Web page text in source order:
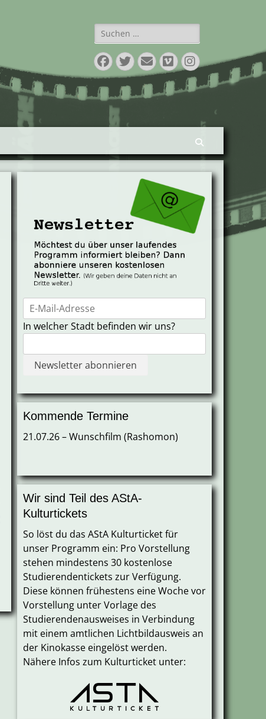
Suchen
nach:
Facebook
Twitter
E-
Mail
VimeoInstagram
In welcher Stadt befinden wir uns?
Kommende Termine
21.07.26 – Wunschfilm (Rashomon)
Wir sind Teil des AStA-
Kulturtickets
So löst du das AStA Kulturticket für
unser Programm ein: Pro Vorstellung
stehen mindestens 30 kostenlose
Studierendentickets zur Verfügung.
Diese können frühestens eine Woche vor
Vorstellung unter Vorlage des
Studierendenausweises in Verbindung
mit einem amtlichen Lichtbildausweis an
der Kinokasse eingelöst werden.
Nähere Infos zum Kulturticket unter: